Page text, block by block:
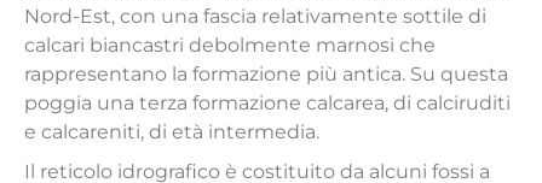
Nord-Est, con una fascia relativamente sottile di
calcari biancastri debolmente marnosi che
rappresentano la formazione più antica. Su questa
poggia una terza formazione calcarea, di calciruditi
e calcareniti, di età intermedia.
Il reticolo idrografico è costituito da alcuni fossi a